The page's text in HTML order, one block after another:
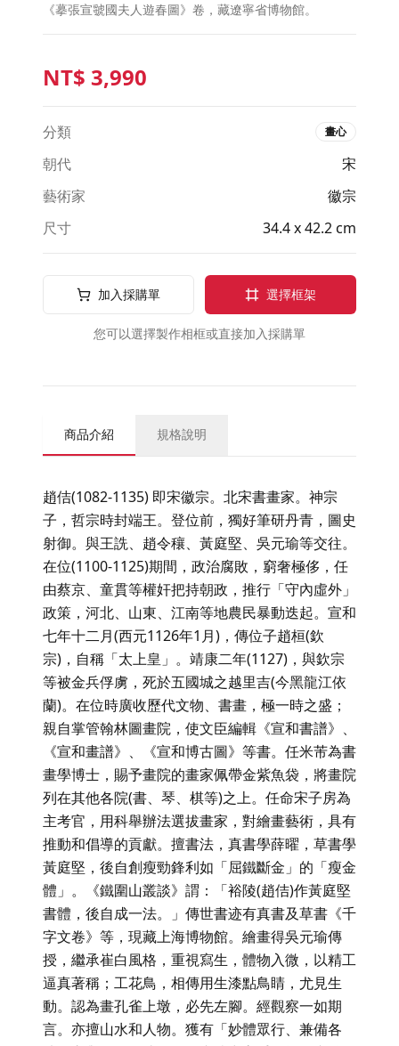
《摹張宣虢國夫人遊春圖》卷，藏遼寧省博物館。
NT$ 3,990
分類 畫心
朝代
宋
藝術家
徽宗
尺寸
34.4 x 42.2 cm
加入採購單 選擇框架
您可以選擇製作相框或直接加入採購單
商品介紹 規格說明
趙佶(1082-1135) 即宋徽宗。北宋書畫家。神宗
子，哲宗時封端王。登位前，獨好筆研丹青，圖史
射御。與王詵、趙令穰、黃庭堅、吳元瑜等交往。
在位(1100-1125)期間，政治腐敗，窮奢極侈，任
由蔡京、童貫等權奸把持朝政，推行「守內虛外」
政策，河北、山東、江南等地農民暴動迭起。宣和
七年十二月(西元1126年1月)，傳位子趙桓(欽
宗)，自稱「太上皇」。靖康二年(1127)，與欽宗
等被金兵俘虜，死於五國城之越里吉(今黑龍江依
蘭)。在位時廣收歷代文物、書畫，極一時之盛；
親自掌管翰林圖畫院，使文臣編輯《宣和書譜》、
《宣和畫譜》、《宣和博古圖》等書。任米芾為書
畫學博士，賜予畫院的畫家佩帶金紫魚袋，將畫院
列在其他各院(書、琴、棋等)之上。任命宋子房為
主考官，用科舉辦法選拔畫家，對繪畫藝術，具有
推動和倡導的貢獻。擅書法，真書學薛曜，草書學
黃庭堅，後自創瘦勁鋒利如「屈鐵斷金」的「瘦金
體」。《鐵圍山叢談》謂：「裕陵(趙佶)作黃庭堅
書體，後自成一法。」傳世書迹有真書及草書《千
字文卷》等，現藏上海博物館。繪畫得吳元瑜傳
授，繼承崔白風格，重視寫生，體物入微，以精工
逼真著稱；工花鳥，相傳用生漆點鳥睛，尤見生
動。認為畫孔雀上墩，必先左腳。經觀察一如期
言。亦擅山水和人物。獲有「妙體眾行、兼備各